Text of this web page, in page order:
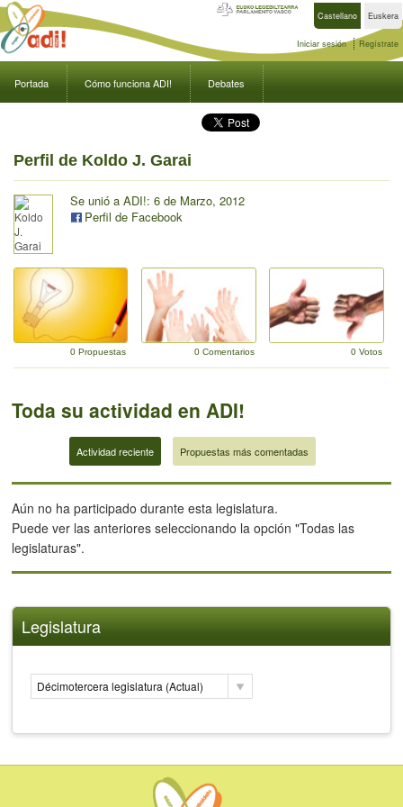
Castellano Euskera
Iniciar sesión Regístrate
Portada Cómo funciona ADI! Debates
Perfil de Koldo J. Garai
Se unió a ADI!: 6 de Marzo, 2012
Perfil de Facebook
0 Propuestas 0 Comentarios 0 Votos
Toda su actividad en ADI!
Actividad reciente Propuestas más comentadas
Aún no ha participado durante esta legislatura.
Puede ver las anteriores seleccionando la opción "Todas las
legislaturas".
Legislatura
Décimotercera legislatura (Actual)